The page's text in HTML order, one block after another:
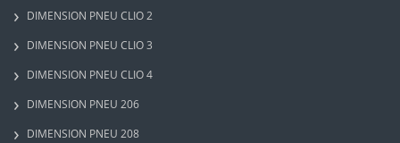
DIMENSION PNEU CLIO 2
DIMENSION PNEU CLIO 3
DIMENSION PNEU CLIO 4
DIMENSION PNEU 206
DIMENSION PNEU 208